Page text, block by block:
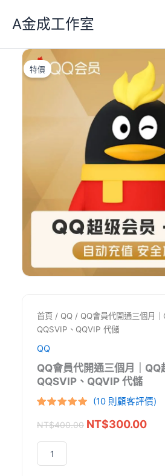
要
A金成工作室
特價
首頁 / QQ / QQ會員代開通三個月｜
QQSVIP、QQVIP 代儲
QQ
QQ會員代開通三個月｜QQ
QQSVIP、QQVIP 代儲
5，已有位
顧客進行評
分
(10則顧客評價)
NT$400.00 原
NT$300.00目